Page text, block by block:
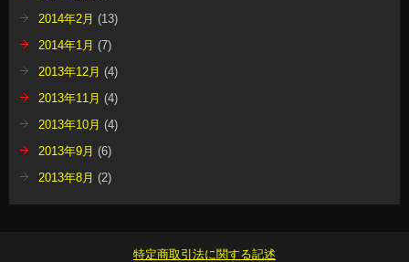
2014年2月 (13)
2014年1月 (7)
2013年12月 (4)
2013年11月 (4)
2013年10月 (4)
2013年9月 (6)
2013年8月 (2)
特定商取引法に関する記述